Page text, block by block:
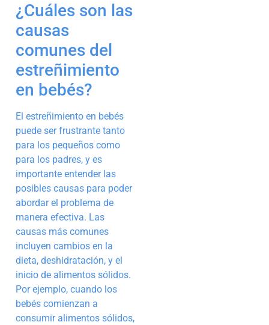
¿Cuáles son las
causas
comunes del
estreñimiento
en bebés?
El estreñimiento en bebés
puede ser frustrante tanto
para los pequeños como
para los padres, y es
importante entender las
posibles causas para poder
abordar el problema de
manera efectiva. Las
causas más comunes
incluyen cambios en la
dieta, deshidratación, y el
inicio de alimentos sólidos.
Por ejemplo, cuando los
bebés comienzan a
consumir alimentos sólidos,